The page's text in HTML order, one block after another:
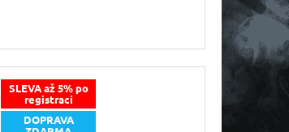
SLEVA až 5% po
registraci
DOPRAVA